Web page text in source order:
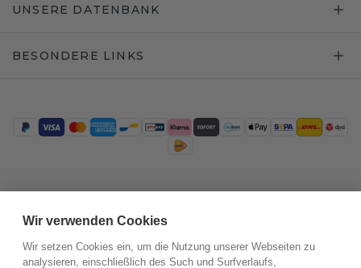
UNSERE DATENBANK
BESONDERE LINKS
Wir verwenden Cookies
Wir setzen Cookies ein, um die Nutzung unserer Webseiten zu
analysieren, einschließlich des Such und Surfverlaufs,